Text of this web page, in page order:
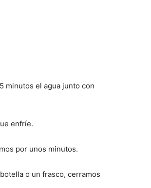
minutos el agua junto con
enfríe.
por unos minutos.
o un frasco, cerramos